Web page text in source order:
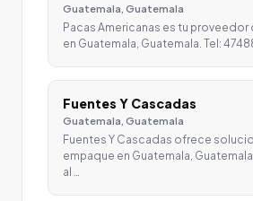
Guatemala, Guatemala
Pacas Americanas es tu
en Guatemala, Guatemala. Tel:
Fuentes Y Cascadas
Guatemala, Guatemala
Fuentes Y Cascadas ofrece
empaque en Guatemala,
al …